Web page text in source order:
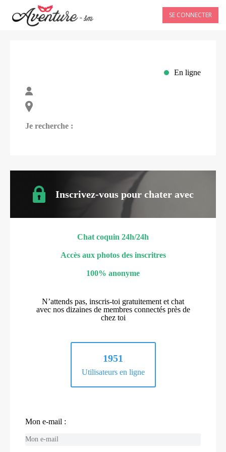
SE CONNECTER
En ligne
Je recherche :
Inscrivez-vous pour chater avec
Chat coquin 24h/24h
Accès aux photos des inscritres
100% anonyme
N’attends pas, inscris-toi gratuitement et chat
avec nos dizaines de membres connectés près de
chez toi
1951
Utilisateurs en ligne
Mon e-mail :